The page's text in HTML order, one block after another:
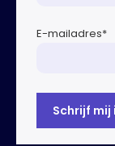
E-mailadres*